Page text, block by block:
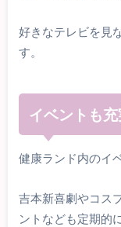
好きなテレビを見
す。
イベントも
健康ランド内のイ
吉本新喜劇やコス
ントなども定期的